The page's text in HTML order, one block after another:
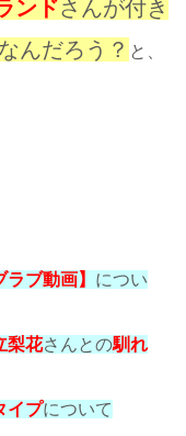
ンドさんが付き
なんだろう？ と、
ラブ動画】 につい
梨花さんとの馴れ
イプについて